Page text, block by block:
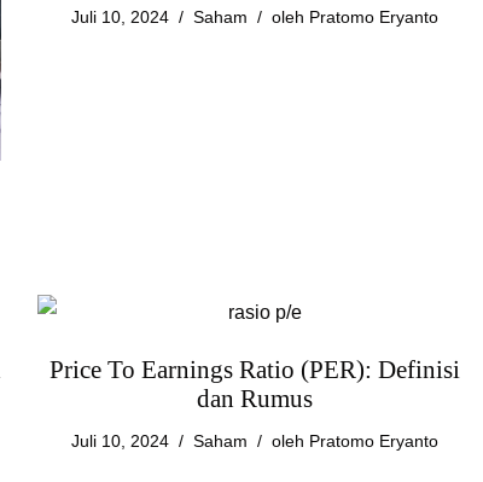
Juli 10, 2024 Saham oleh Pratomo Eryanto
Price To Earnings Ratio (PER): Definisi
dan Rumus
Juli 10, 2024 Saham oleh Pratomo Eryanto